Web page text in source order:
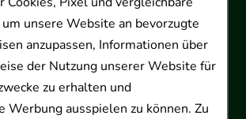
unsere Website an bevorzugte
anzupassen, Informationen über
der Nutzung unserer Website für
zu erhalten und
Werbung ausspielen zu können. Zu